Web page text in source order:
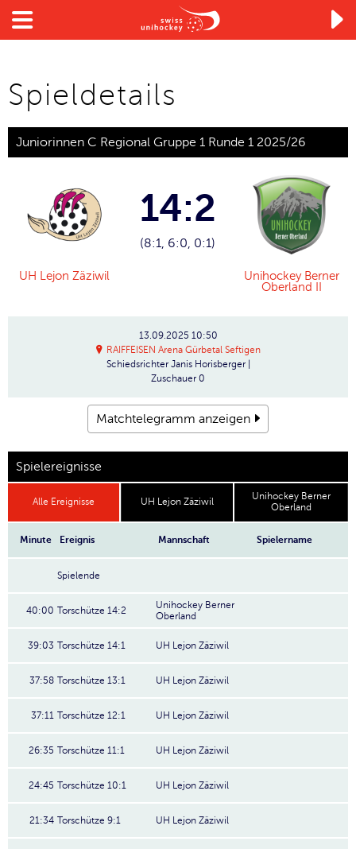

Spieldetails
Juniorinnen C Regional Gruppe 1 Runde 1 2025/26
UH Lejon Zäziwil
14:2
(8:1, 6:0, 0:1)
Unihockey Berner
Oberland II
13.09.2025 10:50
RAIFFEISEN Arena Gürbetal Seftigen
Schiedsrichter Janis Horisberger |
Zuschauer 0
Matchtelegramm anzeigen
Spielereignisse
Alle Ereignisse UH Lejon Zäziwil
Unihockey Berner
Oberland
Minute Ereignis Mannschaft Spielername
Spielende
40:00 Torschütze 14:2
Unihockey Berner
Oberland
39:03 Torschütze 14:1 UH Lejon Zäziwil
37:58 Torschütze 13:1 UH Lejon Zäziwil
37:11 Torschütze 12:1 UH Lejon Zäziwil
26:35 Torschütze 11:1 UH Lejon Zäziwil
24:45 Torschütze 10:1 UH Lejon Zäziwil
21:34 Torschütze 9:1 UH Lejon Zäziwil